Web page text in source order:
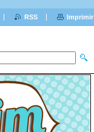
RSS Imprimir